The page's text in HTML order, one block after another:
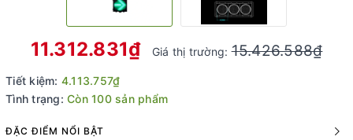
11.312.831₫ Giá thị trường:15.426.588₫
Tiết kiệm: 4.113.757₫
Tình trạng: Còn 100 sản phẩm
ĐẶC ĐIỂM NỔI BẬT